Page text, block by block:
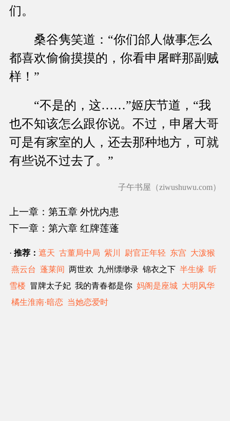
们。
桑谷隽笑道：“你们邰人做事怎么
都喜欢偷偷摸摸的，你看申屠畔那副贼
样！”
“不是的，这……”姬庆节道，“我
也不知该怎么跟你说。不过，申屠大哥
可是有家室的人，还去那种地方，可就
有些说不过去了。”
子午书屋（ziwushuwu.com）
上一章：第五章 外忧内患
下一章：第六章 红牌莲蓬
· 推荐： 遮天 古董局中局 紫川 尉官正年轻 东宫 大泼猴
燕云台 蓬莱间 两世欢 九州缥缈录 锦衣之下 半生缘 听
雪楼 冒牌太子妃 我的青春都是你 妈阁是座城 大明风华
橘生淮南·暗恋 当她恋爱时